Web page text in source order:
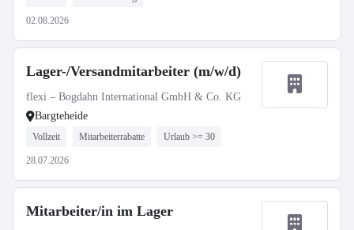
02.08.2026
Lager-/Versandmitarbeiter (m/w/d)
flexi – Bogdahn International GmbH & Co. KG
Bargteheide
Vollzeit Mitarbeiterrabatte Urlaub >= 30
28.07.2026
Mitarbeiter/in im Lager